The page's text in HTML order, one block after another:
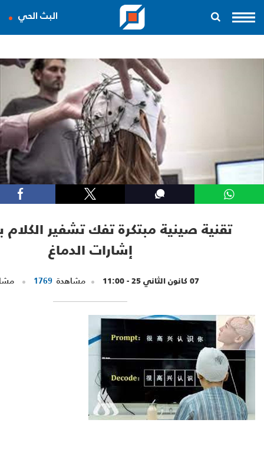
البث الحي
تقنية صينية مبتكرة تفك تشفير الكلام
إشارات الدماغ
07 كانون الثاني 25 - 11:00 مشاهدة 1769